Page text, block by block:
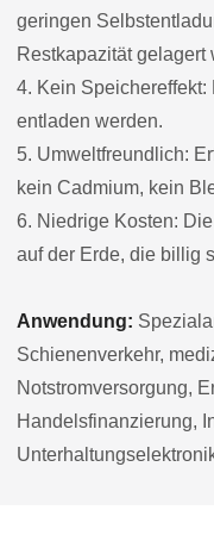
geringen
Restkapazität gelagert
4. Kein Speichereffekt:
entladen werden.
5. Umweltfreundlich:
kein Cadmium, kein
6. Niedrige Kosten:
auf der Erde, die billig
Anwendung:
Schienenverkehr,
Notstromversorgung,
Handelsfinanzierung,